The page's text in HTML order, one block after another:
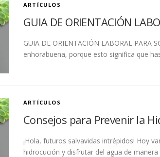
ARTÍCULOS
GUIA DE ORIENTACIÓN
GUIA DE ORIENTACIÓN LABORAL PARA
enhorabuena, porque esto significa que
ARTÍCULOS
Consejos para Prevenir la
¡Hola, futuros salvavidas intrépidos! Hoy
hidrocución y disfrutar del agua de